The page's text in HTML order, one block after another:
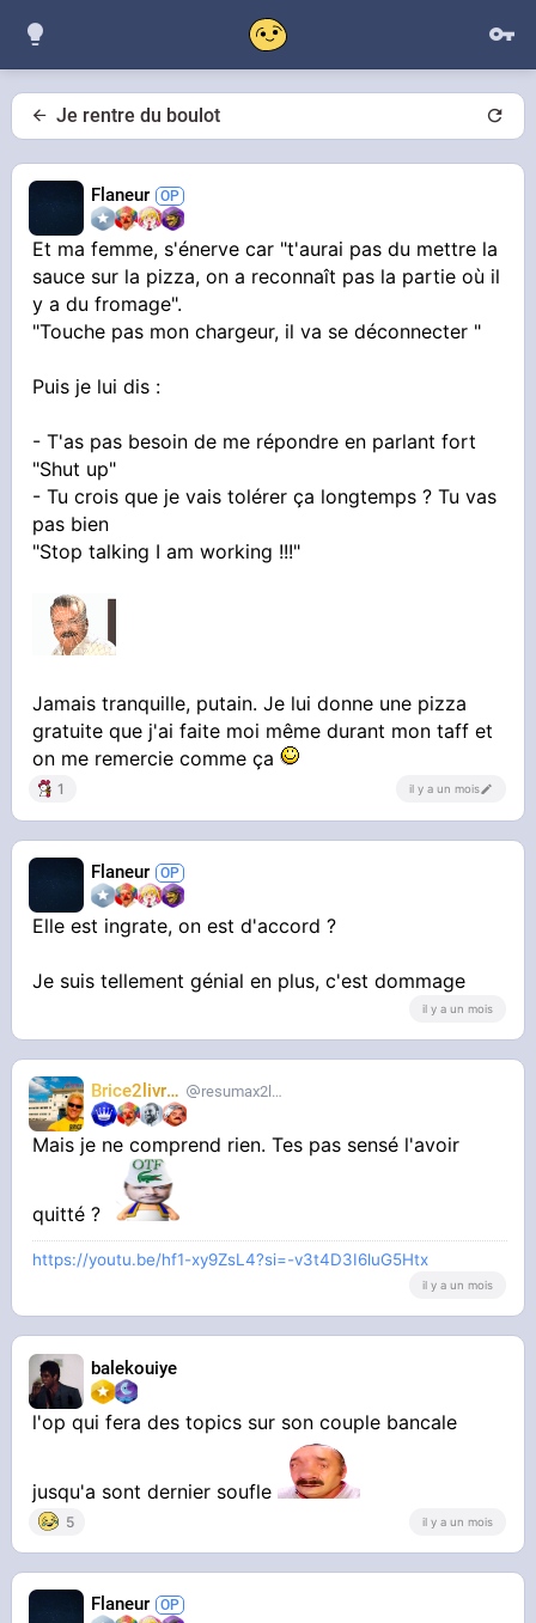
Je rentre du boulot
Flaneur
Et ma femme, s'énerve car "t'aurai pas du mettre la
sauce sur la pizza, on a reconnaît pas la partie où il
y a du fromage".
"Touche pas mon chargeur, il va se déconnecter "
Puis je lui dis :
- T'as pas besoin de me répondre en parlant fort
"Shut up"
- Tu crois que je vais tolérer ça longtemps ? Tu vas
pas bien
"Stop talking I am working !!!"
Jamais tranquille, putain. Je lui donne une pizza
gratuite que j'ai faite moi même durant mon taff et
on me remercie comme ça
1 il y a un mois
Flaneur
Elle est ingrate, on est d'accord ?
Je suis tellement génial en plus, c'est dommage
il y a un mois
Brice2livres resumax2livres
Mais je ne comprend rien. Tes pas sensé l'avoir
quitté ?
https://youtu.be/hf1-xy9ZsL4?si=-v3t4D3I6luG5Htx
il y a un mois
balekouiye
l'op qui fera des topics sur son couple bancale
jusqu'a sont dernier soufle
5 il y a un mois
Flaneur